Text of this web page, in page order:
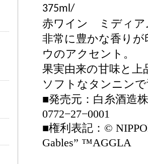
375ml/
赤ワイン ミディア
非常に豊かな香り
ウのアクセント。
果実由来の甘味と
ソフトなタンニン
■発売元：白糸酒造
0772−27−0001
■権利表記： ©
Gables” ™AGGLA